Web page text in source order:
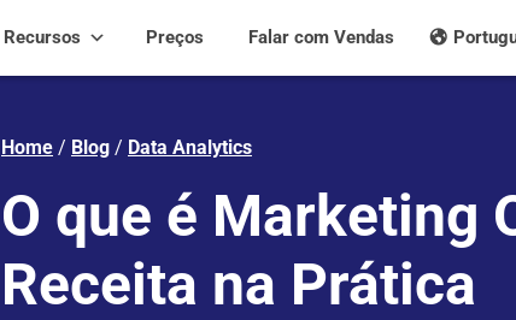
Recursos Preços Falar com Vendas
Home / Blog / Data Analytics
O que é Marketing
Receita na Prática